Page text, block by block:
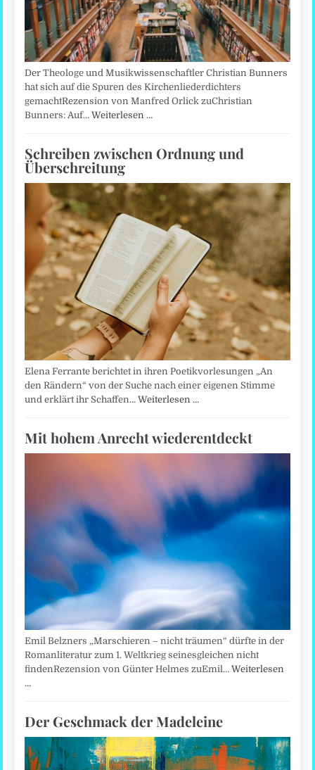
Der Theologe und Musikwissenschaftler Christian Bunners
hat sich auf die Spuren des Kirchenliederdichters
gemachtRezension von Manfred Orlick zuChristian
Bunners: Auf…Weiterlesen …
Schreiben zwischen Ordnung und
Überschreitung
Elena Ferrante berichtet in ihren Poetikvorlesungen „An
den Rändern“ von der Suche nach einer eigenen Stimme
und erklärt ihr Schaffen…Weiterlesen …
Mit hohem Anrecht wiederentdeckt
Emil Belzners „Marschieren – nicht träumen“ dürfte in der
Romanliteratur zum 1. Weltkrieg seinesgleichen nicht
findenRezension von Günter Helmes zuEmil…Weiterlesen
…
Der Geschmack der Madeleine